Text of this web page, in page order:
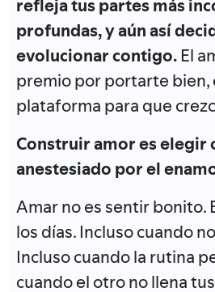
refleja tus partes más
profundas, y aún así
evolucionar contigo. El
premio por portarte bien,
plataforma para que
Construir amor es elegir
anestesiado por el
Amar no es sentir bonito.
los días. Incluso cuando
Incluso cuando la rutina
cuando el otro no llena